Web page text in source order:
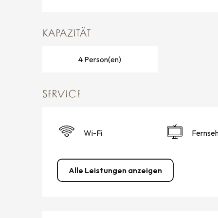
KAPAZITÄT
4 Person(en)
SERVICE
Wi-Fi
Alle Leistungen anzeigen